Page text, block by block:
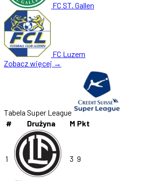
FC ST. Gallen
FC Luzern
Zobacz więcej →
Tabela Super League
#
Drużyna M Pkt
1 3 9